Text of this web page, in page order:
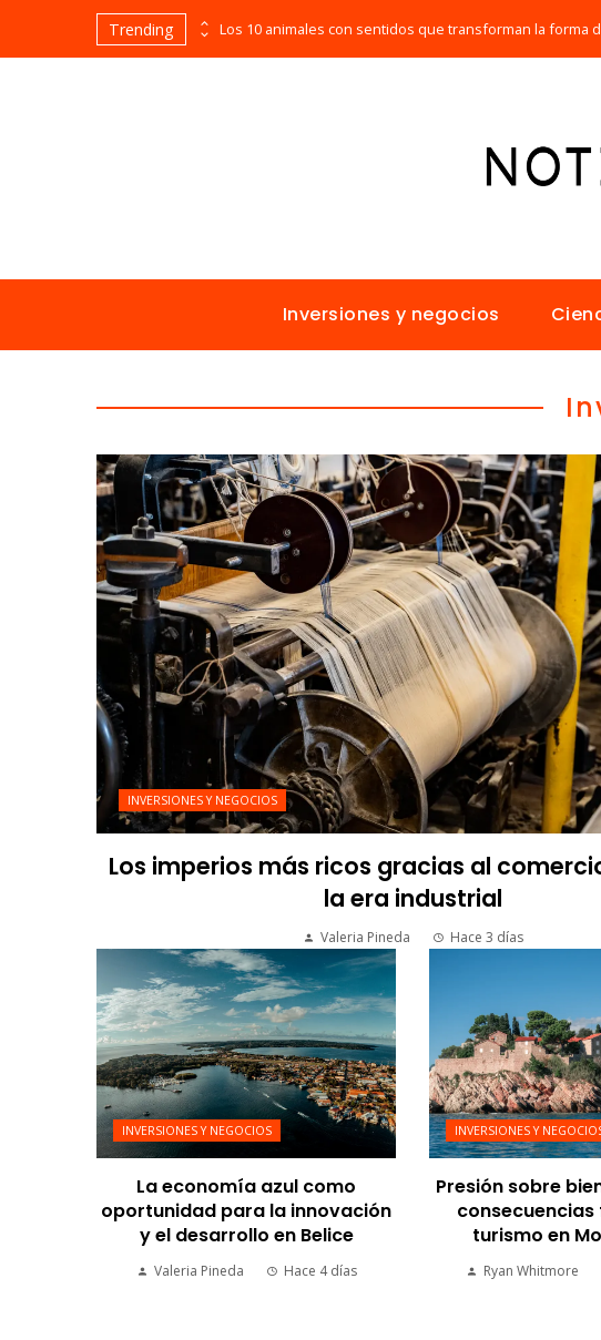
Trending Las empresas que alcanzaron los picos más altos en valor bursátil histórico
Inversiones y negocios
INVERSIONES Y NEGOCIOS
Los imperios más ricos gracias al
la era industrial
Valeria Pineda Hace 3 días
INVERSIONES Y NEGOCIOS
La economía azul como
oportunidad para la innovación
y el desarrollo en Belice
Valeria Pineda Hace 4 días
INVERSIONES Y
Presión sobre
consecuencias
turismo en
Ryan Whitmore